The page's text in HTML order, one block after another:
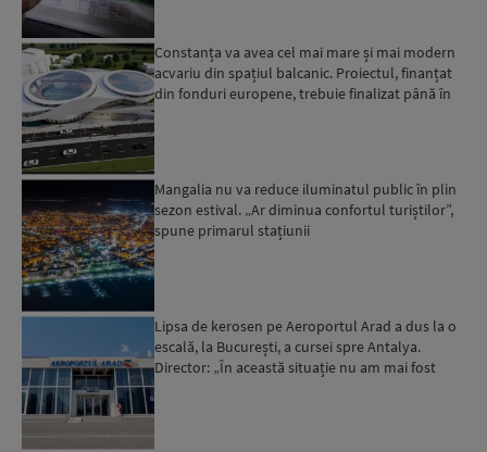
Constanța va avea cel mai mare și mai modern
acvariu din spațiul balcanic. Proiectul, finanțat
din fonduri europene, trebuie finalizat până în
Mangalia nu va reduce iluminatul public în plin
sezon estival. „Ar diminua confortul turiștilor”,
spune primarul stațiunii
Lipsa de kerosen pe Aeroportul Arad a dus la o
escală, la București, a cursei spre Antalya.
Director: „În această situație nu am mai fost